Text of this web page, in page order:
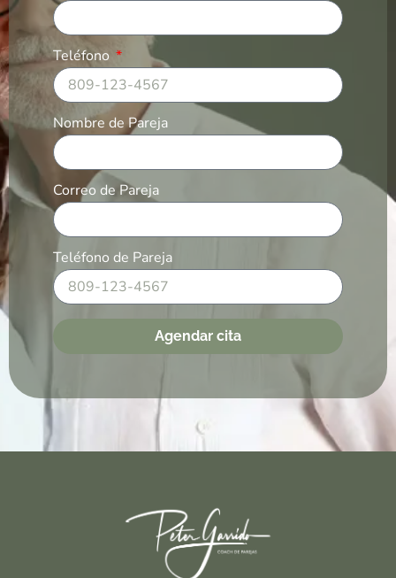
Teléfono
Nombre de Pareja
Correo de Pareja
Teléfono de Pareja
Agendar cita